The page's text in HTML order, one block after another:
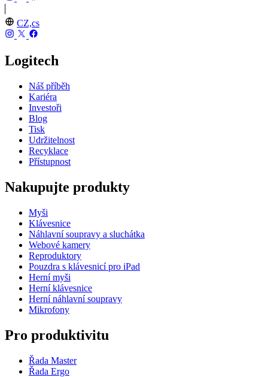
CZ,cs
Logitech
Náš příběh
Kariéra
Investoři
Blog
Tisk
Udržitelnost
Recyklace
Přístupnost
Nakupujte produkty
Myši
Klávesnice
Náhlavní soupravy a sluchátka
Webové kamery
Reproduktory
Pouzdra s klávesnicí pro iPad
Herní myši
Herní klávesnice
Herní náhlavní soupravy
Mikrofony
Pro produktivitu
Řada Master
Řada Ergo